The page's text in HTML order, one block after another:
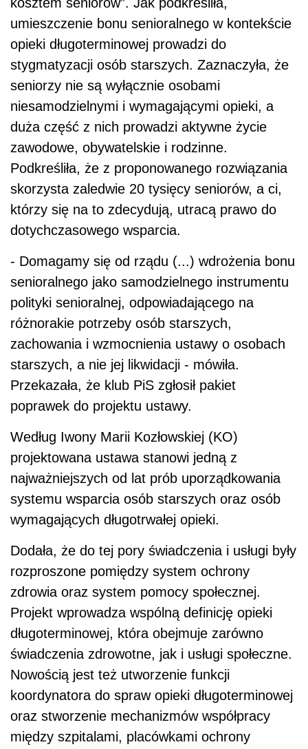
umieszczenie bonu senioralnego w kontekście
opieki długoterminowej prowadzi do
stygmatyzacji osób starszych. Zaznaczyła, że
seniorzy nie są wyłącznie osobami
niesamodzielnymi i wymagającymi opieki, a
duża część z nich prowadzi aktywne życie
zawodowe, obywatelskie i rodzinne.
Podkreśliła, że z proponowanego rozwiązania
skorzysta zaledwie 20 tysięcy seniorów, a ci,
którzy się na to zdecydują, utracą prawo do
dotychczasowego wsparcia.
- Domagamy się od rządu (...) wdrożenia bonu
senioralnego jako samodzielnego instrumentu
polityki senioralnej, odpowiadającego na
różnorakie potrzeby osób starszych,
zachowania i wzmocnienia ustawy o osobach
starszych, a nie jej likwidacji - mówiła.
Przekazała, że klub PiS zgłosił pakiet
poprawek do projektu ustawy.
Według Iwony Marii Kozłowskiej (KO)
projektowana ustawa stanowi jedną z
najważniejszych od lat prób uporządkowania
systemu wsparcia osób starszych oraz osób
wymagających długotrwałej opieki.
Dodała, że do tej pory świadczenia i usługi były
rozproszone pomiędzy system ochrony
zdrowia oraz system pomocy społecznej.
Projekt wprowadza wspólną definicję opieki
długoterminowej, która obejmuje zarówno
świadczenia zdrowotne, jak i usługi społeczne.
Nowością jest też utworzenie funkcji
koordynatora do spraw opieki długoterminowej
oraz stworzenie mechanizmów współpracy
między szpitalami, placówkami ochrony